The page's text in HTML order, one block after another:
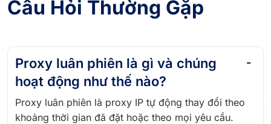
Câu Hỏi Thường Gặp
Proxy luân phiên là gì và chúng
hoạt động như thế nào?
Proxy luân phiên là proxy IP tự động thay đổi theo
khoảng thời gian đã đặt hoặc theo mọi yêu cầu.